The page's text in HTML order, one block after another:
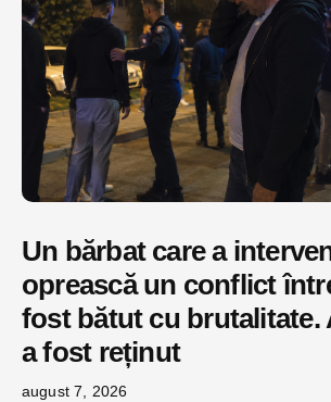
Un bărbat care a
oprească un conflict
fost bătut cu brutalitate.
a fost reținut
august 7, 2026